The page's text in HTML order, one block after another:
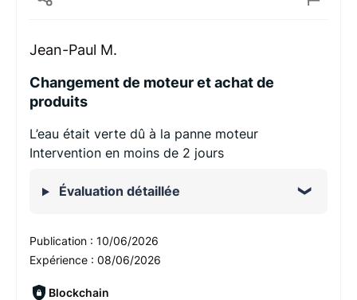
Jean-Paul M.
Changement de moteur et achat de
produits
L’eau était verte dû à la panne moteur
Intervention en moins de 2 jours
Évaluation détaillée
Publication : 10/06/2026
Expérience : 08/06/2026
Blockchain